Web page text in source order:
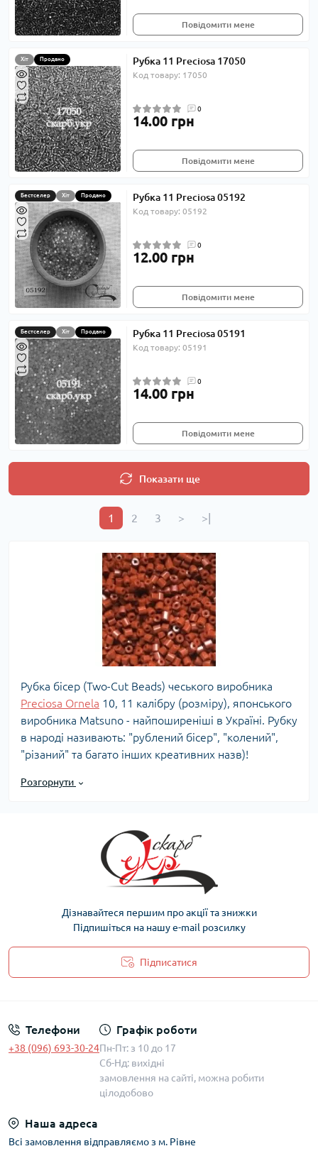
Повідомити мене
Хіт Продано Рубка 11 Preciosa 17050
Код товару: 17050
0
14.00 грн
Повідомити мене
Бестселер Хіт Продано Рубка 11 Preciosa 05192
Код товару: 05192
0
12.00 грн
Повідомити мене
Бестселер Хіт Продано Рубка 11 Preciosa 05191
Код товару: 05191
0
14.00 грн
Повідомити мене
Показати ще
1 2 3 > >|
Рубка бісер (Two-Cut Beads) чеського виробника
Preciosa Ornela 10, 11 калібру (розміру), японського
виробника Matsuno - найпоширеніші в Україні. Рубку
в народі називають: "рублений бісер", "колений",
"різаний" та багато інших креативних назв)!
увагу вишивальниць. Роботи вишиті рубкою
цінами, фасування по 10, 50, 250 грамів.
Професійний підбір до заготовок для вишивання.
Для чого використовують рубку?
Останнім часом її широко використовують для
вишивання:
(вишиванок);
Часто у вишивці зустрічається поєднання
бісерута рубки в одній роботі.
Які види рубки бувають?
натуральний;
сатиновий;
Розгорнути
Дізнавайтеся першим про акції та знижки
Підпишіться на нашу e-mail розсилку
Підписатися
Телефони
+38 (096) 693-30-24
Графік роботи
Пн-Пт: з 10 до 17
Сб-Нд: вихідні
замовлення на сайті, можна робити
цілодобово
Наша адреса
Всі замовлення відправляємо з м. Рівне